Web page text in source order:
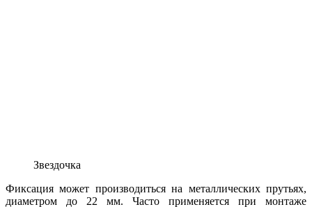
Звездочка
Фиксация может производиться на металлических прутьях,
диаметром до 22 мм. Часто применяется при монтаже